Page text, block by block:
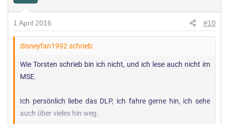
1 April 2016 #10
disneyfan1992 schrieb:
Wie Torsten schrieb bin ich nicht, und ich lese auch nicht im
MSE.
Ich persönlich liebe das DLP, ich fahre gerne hin, ich sehe
auch über vieles hin weg.